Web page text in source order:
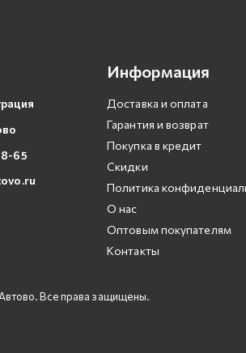
65
Информация
Доставка и оплата
Гарантия и возврат
Покупка в кредит
Скидки
Политика
О нас
Оптовым покупателям
Контакты
Все права защищены.